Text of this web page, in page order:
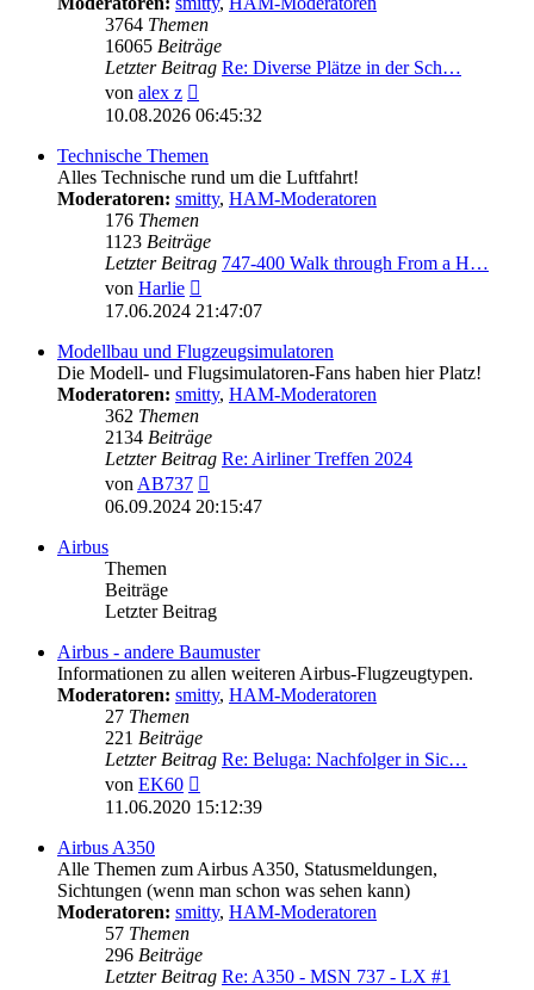
3764 Themen
16065 Beiträge
Letzter Beitrag Re: Diverse Plätze in der Sch…
von alex z
Beitrag
10.08.2026 06:45:32
Technische Themen
Alles Technische rund um die Luftfahrt!
Moderatoren: smitty, HAM-Moderatoren
176 Themen
1123 Beiträge
Letzter Beitrag 747-400 Walk through From a H…
von Harlie
Beitrag
17.06.2024 21:47:07
Modellbau und Flugzeugsimulatoren
Die Modell- und Flugsimulatoren-Fans haben hier Platz!
Moderatoren: smitty, HAM-Moderatoren
362 Themen
2134 Beiträge
Letzter Beitrag Re: Airliner Treffen 2024
vonAB737
Beitrag
06.09.2024 20:15:47
Airbus
Themen
Beiträge
Letzter Beitrag
Airbus - andere Baumuster
Informationen zu allen weiteren Airbus-Flugzeugtypen.
Moderatoren: smitty, HAM-Moderatoren
27 Themen
221 Beiträge
Letzter Beitrag Re: Beluga: Nachfolger in Sic…
von EK60
Beitrag
11.06.2020 15:12:39
Airbus A350
Alle Themen zum Airbus A350, Statusmeldungen,
Sichtungen (wenn man schon was sehen kann)
Moderatoren: smitty, HAM-Moderatoren
57 Themen
296 Beiträge
Letzter Beitrag Re: A350 - MSN 737 - LX #1